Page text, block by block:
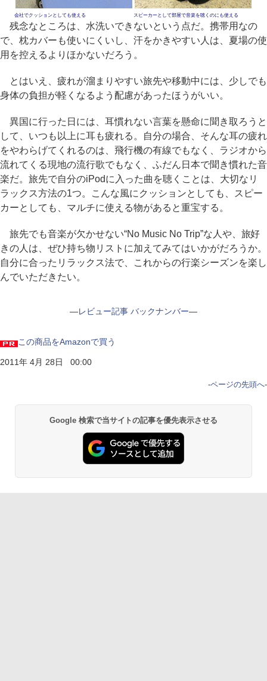
会社でクッションとしても使える スピーカーとして部屋で音楽を聴くのにも使える
残念なところは、水洗いできないという点だ。携帯用なの
で、枕カバーも使いにくいし、汗をかきやすい人は、夏場の使
用を控えるよりほかないだろう。
とはいえ、疲れが溜まりやすい旅先や移動中には、少しでも
身体の負担が軽くなるよう配慮があったほうがいい。
異国に行った日には、耳慣れない言葉を懸命に聞き取ろうと
して、いつも以上に耳も疲れる。自分の場合、そんな耳の疲れ
をやわらげてくれるのは、飛行機の有線でもなく、ラジオから
流れてくる現地の流行歌でもなく、ふだん日本で聞き慣れた音
楽だ。旅先で自分のiPodに入った曲を聴くことは、大切なリ
ラックス方法の1つ。こんな風にクッションとしても、スピー
カーとしても、マルチに使える物があると重宝する。
旅先でも音楽が欠かせない“No Music No Trip”な人や、旅好
きの人は、ぜひ持ち物リストに加えてみてはいかがだろうか。
自分に合ったリラックス法で、これからの行楽シーズンを楽し
んでいただきたい。
―レビュー記事 バックナンバー―
この商品をAmazonで買う
2011年 4月 28日 00:00
-ページの先頭へ-
Google 検索で当サイトの記事を優先表示させる